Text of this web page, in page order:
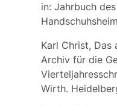
in: Jahrbuch
Karl Christ, Das
Archiv für die
Wirth.